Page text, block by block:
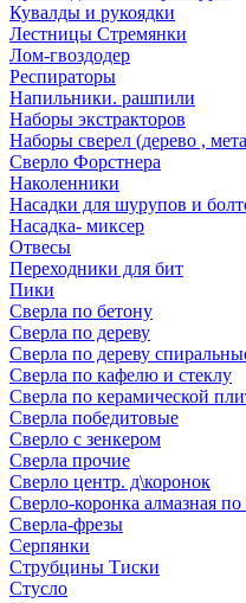
Кувалды и рукоядки
Лестницы Стремянки
Лом-гвоздодер
Респираторы
Напильники. рашпили
Наборы экстракторов
Наборы сверел (дерево ,
Сверло Форстнера
Наколенники
Насадки для шурупов и
Насадка- миксер
Отвесы
Переходники для бит
Пики
Сверла по бетону
Сверла по дереву
Сверла по дереву
Сверла по кафелю и стеклу
Сверла по керамической
Сверла победитовые
Сверло с зенкером
Сверла прочие
Сверло центр. д\коронок
Сверло-коронка алмазная
Сверла-фрезы
Серпянки
Струбцины Тиски
Стусло